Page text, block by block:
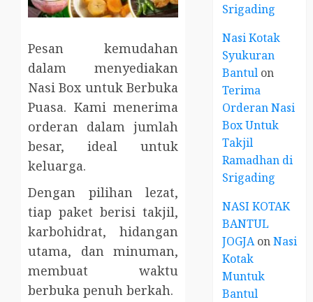
Pesan kemudahan
dalam menyediakan
Nasi Box untuk Berbuka
Puasa. Kami menerima
orderan dalam jumlah
besar, ideal untuk
keluarga.
Dengan pilihan lezat,
tiap paket berisi takjil,
karbohidrat, hidangan
utama, dan minuman,
membuat waktu
berbuka penuh berkah.
Srigading
Nasi Kotak
Syukuran
Bantul on
Terima
Orderan Nasi
Box Untuk
Takjil
Ramadhan di
Srigading
NASI KOTAK
BANTUL
JOGJAonNasi
Kotak
Muntuk
Bantul